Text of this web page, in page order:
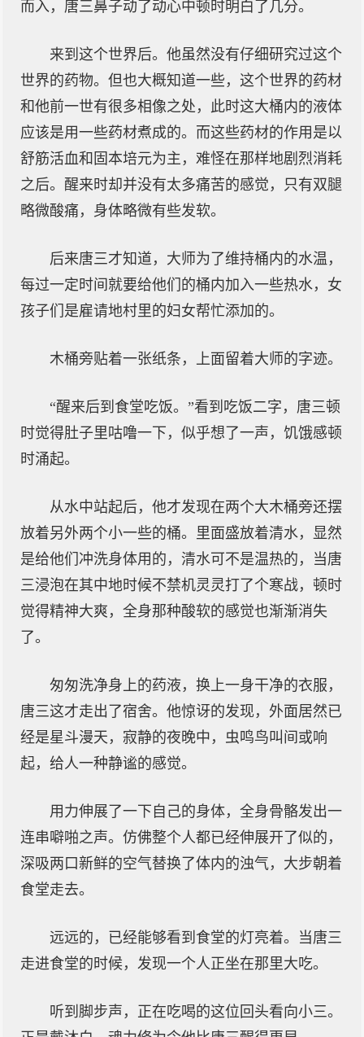
而入，唐三鼻子动了动心中顿时明白了几分。
来到这个世界后。他虽然没有仔细研究过这个
世界的药物。但也大概知道一些，这个世界的药材
和他前一世有很多相像之处，此时这大桶内的液体
应该是用一些药材煮成的。而这些药材的作用是以
舒筋活血和固本培元为主，难怪在那样地剧烈消耗
之后。醒来时却并没有太多痛苦的感觉，只有双腿
略微酸痛，身体略微有些发软。
后来唐三才知道，大师为了维持桶内的水温，
每过一定时间就要给他们的桶内加入一些热水，女
孩子们是雇请地村里的妇女帮忙添加的。
木桶旁贴着一张纸条，上面留着大师的字迹。
“醒来后到食堂吃饭。”看到吃饭二字，唐三顿
时觉得肚子里咕噜一下，似乎想了一声，饥饿感顿
时涌起。
从水中站起后，他才发现在两个大木桶旁还摆
放着另外两个小一些的桶。里面盛放着清水，显然
是给他们冲洗身体用的，清水可不是温热的，当唐
三浸泡在其中地时候不禁机灵灵打了个寒战，顿时
觉得精神大爽，全身那种酸软的感觉也渐渐消失
了。
匆匆洗净身上的药液，换上一身干净的衣服，
唐三这才走出了宿舍。他惊讶的发现，外面居然已
经是星斗漫天，寂静的夜晚中，虫鸣鸟叫间或响
起，给人一种静谧的感觉。
用力伸展了一下自己的身体，全身骨骼发出一
连串噼啪之声。仿佛整个人都已经伸展开了似的，
深吸两口新鲜的空气替换了体内的浊气，大步朝着
食堂走去。
远远的，已经能够看到食堂的灯亮着。当唐三
走进食堂的时候，发现一个人正坐在那里大吃。
听到脚步声，正在吃喝的这位回头看向小三。